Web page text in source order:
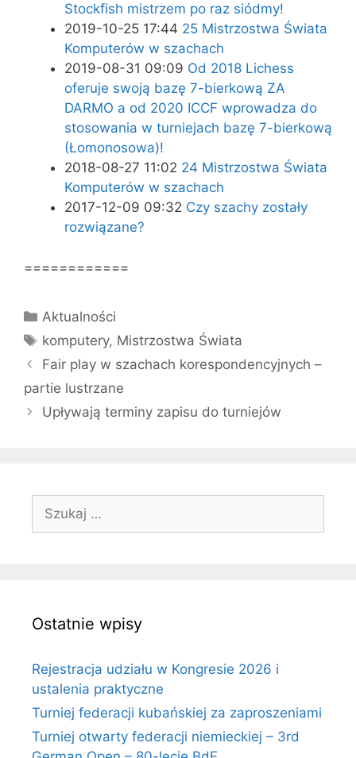
Stockfish mistrzem po raz siódmy!
2019-10-25 17:44 25 Mistrzostwa Świata
Komputerów w szachach
2019-08-31 09:09 Od 2018 Lichess
oferuje swoją bazę 7-bierkową ZA
DARMO a od 2020 ICCF wprowadza do
stosowania w turniejach bazę 7-bierkową
(Łomonosowa)!
2018-08-27 11:02 24 Mistrzostwa Świata
Komputerów w szachach
2017-12-09 09:32 Czy szachy zostały
rozwiązane?
============
Kategorie
Aktualności
Tagi
komputery, Mistrzostwa Świata
Fair play w szachach korespondencyjnych –
partie lustrzane
Upływają terminy zapisu do turniejów
Ostatnie wpisy
Rejestracja udziału w Kongresie 2026 i
ustalenia praktyczne
Turniej federacji kubańskiej za zaproszeniami
Turniej otwarty federacji niemieckiej – 3rd